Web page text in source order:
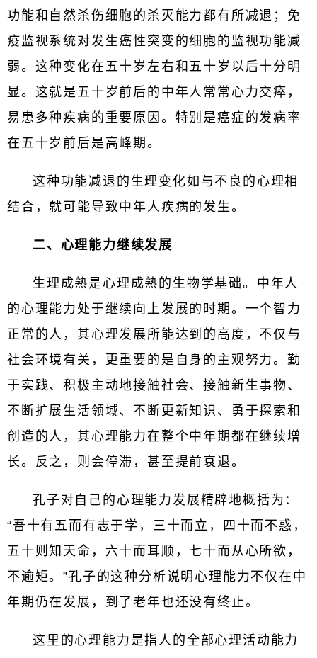
功能和自然杀伤细胞的杀灭能力都有所减退；免
疫监视系统对发生癌性突变的细胞的监视功能减
弱。这种变化在五十岁左右和五十岁以后十分明
显。这就是五十岁前后的中年人常常心力交瘁，
易患多种疾病的重要原因。特别是癌症的发病率
在五十岁前后是高峰期。
这种功能减退的生理变化如与不良的心理相
结合，就可能导致中年人疾病的发生。
二、心理能力继续发展
生理成熟是心理成熟的生物学基础。中年人
的心理能力处于继续向上发展的时期。一个智力
正常的人，其心理发展所能达到的高度，不仅与
社会环境有关，更重要的是自身的主观努力。勤
于实践、积极主动地接触社会、接触新生事物、
不断扩展生活领域、不断更新知识、勇于探索和
创造的人，其心理能力在整个中年期都在继续增
长。反之，则会停滞，甚至提前衰退。
孔子对自己的心理能力发展精辟地概括为：
“吾十有五而有志于学，三十而立，四十而不惑，
五十则知天命，六十而耳顺，七十而从心所欲，
不逾矩。”孔子的这种分析说明心理能力不仅在中
年期仍在发展，到了老年也还没有终止。
这里的心理能力是指人的全部心理活动能力